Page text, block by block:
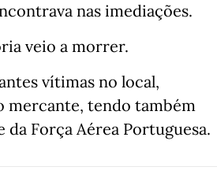
nas imediações.
veio a morrer.
vítimas no local,
mercante, tendo também
da Força Aérea Portuguesa.​​​​